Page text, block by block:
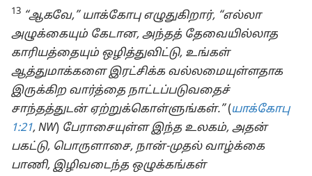
13 “ஆகவே,” யாக்கோபு எழுதுகிறார், “எல்லா
அழுக்கையும் கேடான, அந்தத் தேவையில்லாத
காரியத்தையும் ஒழித்துவிட்டு, உங்கள்
ஆத்துமாக்களை இரட்சிக்க வல்லமையுள்ளதாக
இருக்கிற வார்த்தை நாட்டப்படுவதைச்
சாந்தத்துடன் ஏற்றுக்கொள்ளுங்கள்.”(யாக்கோபு
1:21, NW) பேராசையுள்ள இந்த உலகம், அதன்
பகட்டு, பொருளாசை, நான்-முதல் வாழ்க்கை
பாணி, இழிவடைந்த ஒழுக்கங்கள்